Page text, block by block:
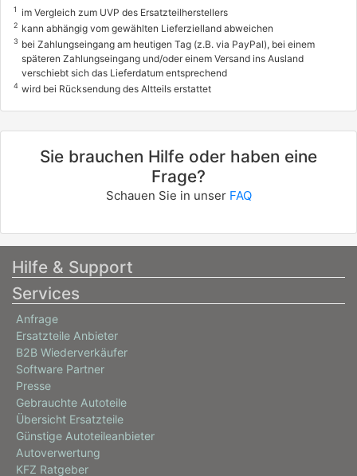
1 im Vergleich zum UVP des Ersatzteilherstellers
2 kann abhängig vom gewählten Lieferzielland abweichen
3 bei Zahlungseingang am heutigen Tag (z.B. via PayPal), bei einem
späteren Zahlungseingang und/oder einem Versand ins Ausland
verschiebt sich das Lieferdatum entsprechend
4 wird bei Rücksendung des Altteils erstattet
Sie brauchen Hilfe oder haben eine
Frage?
Schauen Sie in unser FAQ
Hilfe & Support
Services
Anfrage
Ersatzteile Anbieter
B2B Wiederverkäufer
Software Partner
Presse
Gebrauchte Autoteile
Übersicht Ersatzteile
Günstige Autoteileanbieter
Autoverwertung
KFZ Ratgeber